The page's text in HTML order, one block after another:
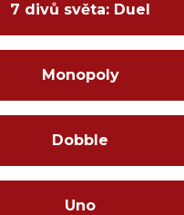
7 divů světa: Duel
Monopoly
Dobble
Uno